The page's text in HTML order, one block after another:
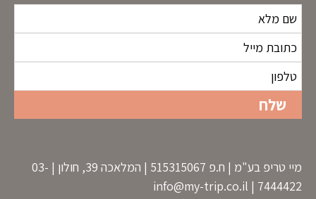
מיי טריפ בע"מ | ח.פ 515315067 | המלאכה 39, חולון | 03-
7444422 |
info@my-trip.co.il